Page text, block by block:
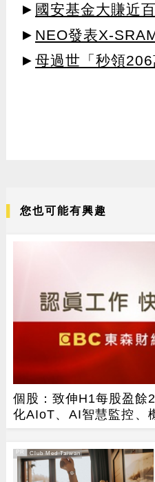
► 國安基金大賺近
► NEO發表X-
► 母過世「秒領
您也可能有興趣
個股：致伸H1每股盈餘
化AIoT、AI智慧監控、
局
PR
PR・Club Med Taiwan